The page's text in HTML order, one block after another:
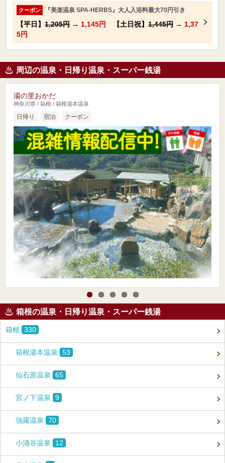
クーポン 『美楽温泉 SPA-HERBS』大人入浴料最大70円引き
【平日】 1,205円 → 1,145円 【土日祝】 1,445円 → 1,37
5円
周辺の温泉・日帰り温泉・スーパー銭湯
湯の里おかだ
神奈川県 / 箱根 / 箱根湯本温泉
日帰り 宿泊 クーポン
箱根の温泉・日帰り温泉・スーパー銭湯
箱根 330
箱根湯本温泉 53
仙石原温泉 65
宮ノ下温泉 9
強羅温泉 70
小涌谷温泉 12